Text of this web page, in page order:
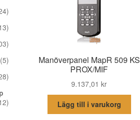
Manöverpanel MapR 509 KS
PROX/MIF
9.137,01kr
Lägg till i varukorg
(5)